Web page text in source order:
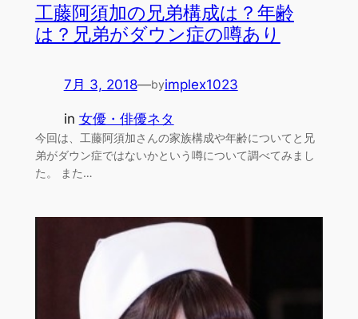
工藤阿須加の兄弟構成は？年齢
は？兄弟がダウン症の噂あり
7月 3, 2018—byimplex1023
in 女優・俳優ネタ
今回は、工藤阿須加さんの家族構成や年齢についてと兄
弟がダウン症ではないかという噂について調べてみまし
た。 また…